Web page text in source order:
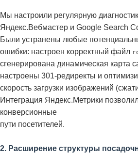
Мы настроили регулярную
Яндекс.Вебмастер и Google Search
Были устранены любые
ошибки: настроен корректный файл
сгенерирована динамическая карта
настроены 301-редиректы и
скорость загрузки изображений
Интеграция Яндекс.Метрики
конверсионные
пути посетителей.
2. Расширение структуры